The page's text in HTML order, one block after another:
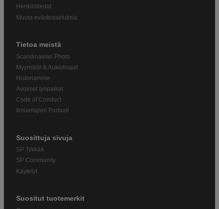
Henkilötiedot
Muuta evästeasetuksia
Tietoa meistä
Scandinavian Photo
Myymälät & Aukioloajat
Historiamme
Avoimet työpaikat
Code of Conduct
Ilmiantajien Portaali
Suosittuja sivuja
SP Tykkää
SP Community
Käytetyt
Suositut tuotemerkit